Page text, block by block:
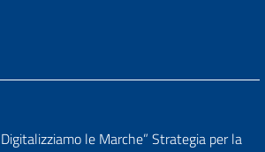
le Marche” Strategia per la